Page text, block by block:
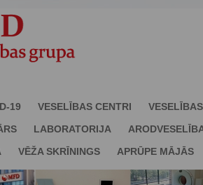
19 VESELĪBAS CENTRI
LABORATORIJA
VĒŽA SKRĪNINGS APRŪPE MĀJĀS